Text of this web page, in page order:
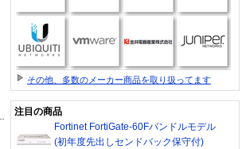
その他、多数のメーカー商品を取り扱ってます
注目の商品
Fortinet FortiGate-60Fバンドルモデル
(初年度先出しセンドバック保守付)